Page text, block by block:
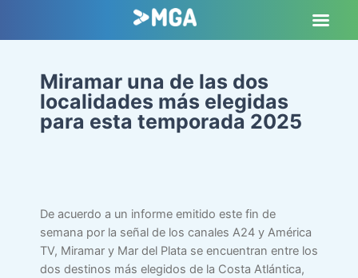
Miramar una de las dos
localidades más elegidas
para esta temporada 2025
De acuerdo a un informe emitido este fin de
semana por la señal de los canales A24 y América
TV, Miramar y Mar del Plata se encuentran entre los
dos destinos más elegidos de la Costa Atlántica,